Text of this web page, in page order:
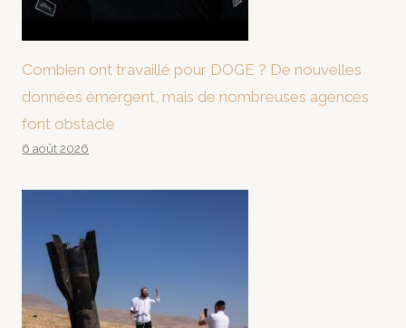
Combien ont travaillé pour DOGE ? De nouvelles
données émergent, mais de nombreuses agences
font obstacle
6 août 2026